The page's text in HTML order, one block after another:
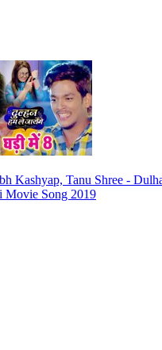
Kashyap, Tanu Shree -
Song 2019